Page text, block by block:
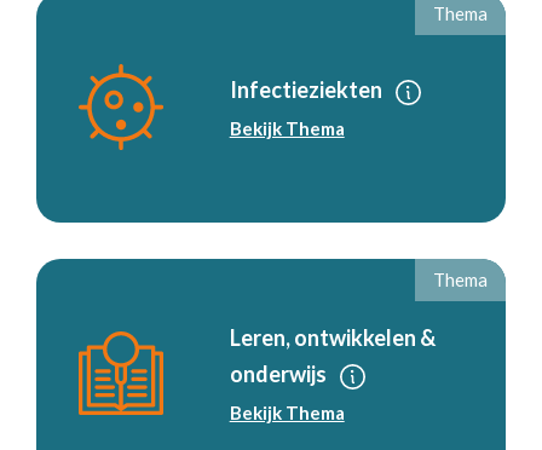
Infectieziekten
Bekijk Thema
Thema
Leren, ontwikkelen &
onderwijs
Bekijk Thema
Thema